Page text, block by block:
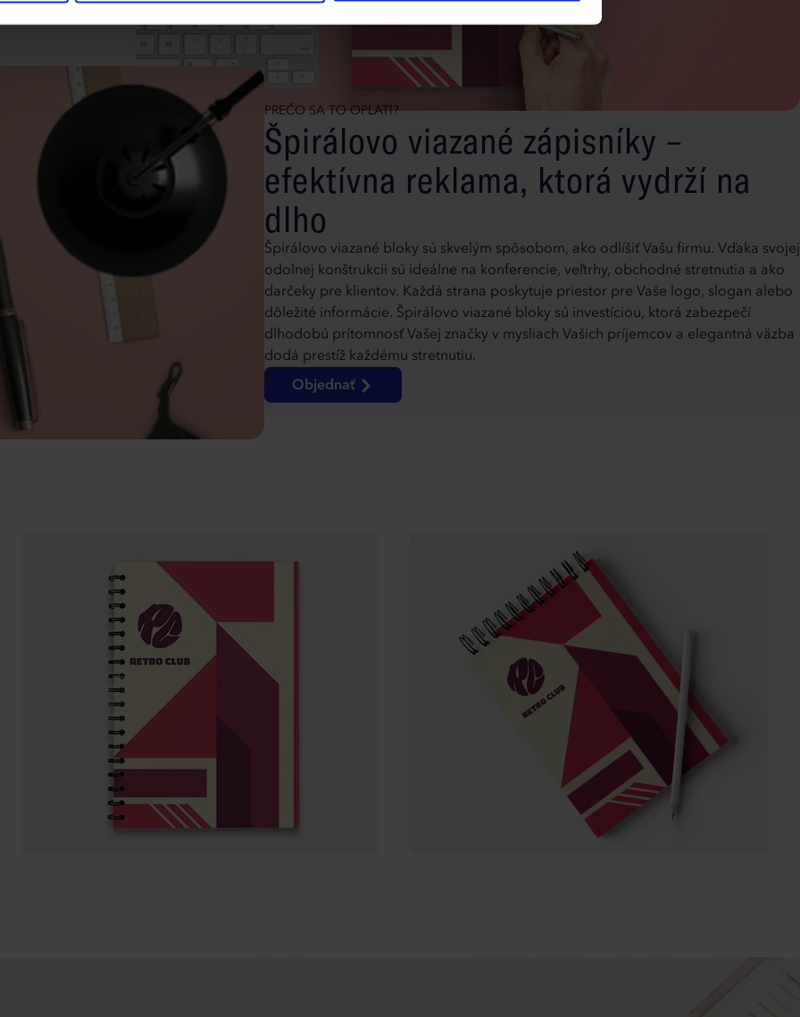
PREČO SA TO OPLATÍ?
Špirálovo viazané zápisníky –
efektívna reklama, ktorá vydrží na
dlho
Špirálovo viazané bloky sú skvelým spôsobom, ako odlíšiť Vašu firmu. Vďaka svojej
odolnej konštrukcii sú ideálne na konferencie, veľtrhy, obchodné stretnutia a ako
darčeky pre klientov. Každá strana poskytuje priestor pre Vaše logo, slogan alebo
dôležité informácie. Špirálovo viazané bloky sú investíciou, ktorá zabezpečí
dlhodobú prítomnosť Vašej značky v mysliach Vašich príjemcov a elegantná väzba
dodá prestíž každému stretnutiu.
Objednať